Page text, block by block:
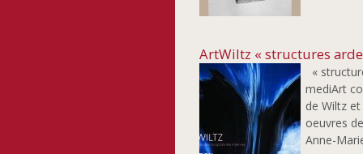
ArtWiltz « structures
«
mediArt
de Wiltz
oeuvres
Anne-